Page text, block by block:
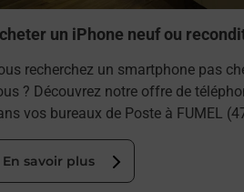
un iPhone neuf ou
recherchez un smartphone pas
? Découvrez notre offre de
vos bureaux de Poste à FUMEL
En savoir plus